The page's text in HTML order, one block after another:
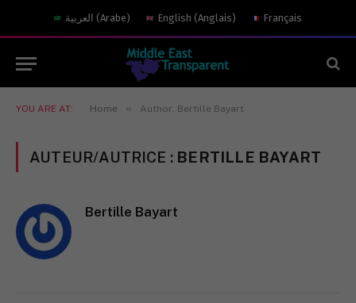
العربية (Arabe) English (Anglais) Français
YOU ARE AT: Home » Author: Bertille Bayart
AUTEUR/AUTRICE : BERTILLE BAYART
Bertille Bayart